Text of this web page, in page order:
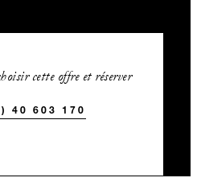
cette offre et réserver
40 603 170